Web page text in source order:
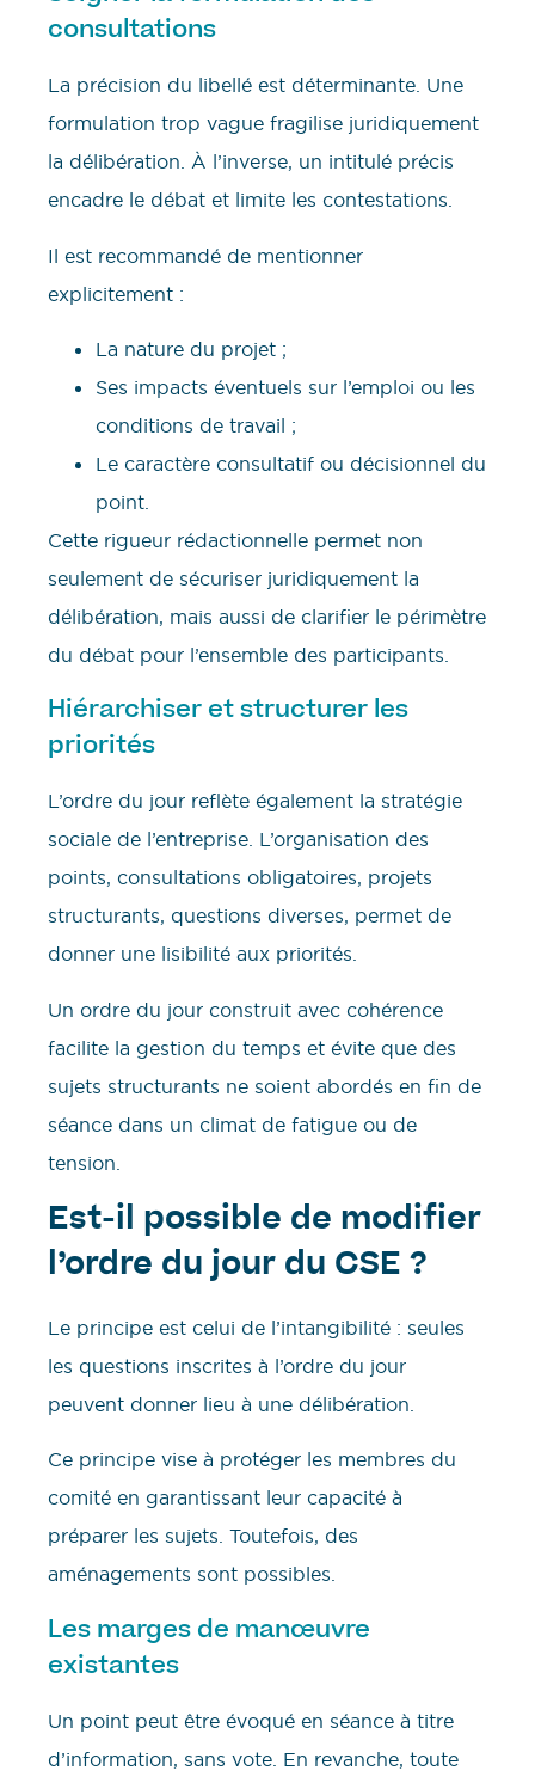
consultations
La précision du libellé est déterminante. Une
formulation trop vague fragilise juridiquement
la délibération. À l’inverse, un intitulé précis
encadre le débat et limite les contestations.
Il est recommandé de mentionner
explicitement :
La nature du projet ;
Ses impacts éventuels sur l’emploi ou les
conditions de travail ;
Le caractère consultatif ou décisionnel du
point.
Cette rigueur rédactionnelle permet non
seulement de sécuriser juridiquement la
délibération, mais aussi de clarifier le périmètre
du débat pour l’ensemble des participants.
Hiérarchiser et structurer les
priorités
L’ordre du jour reflète également la stratégie
sociale de l’entreprise. L’organisation des
points, consultations obligatoires, projets
structurants, questions diverses, permet de
donner une lisibilité aux priorités.
Un ordre du jour construit avec cohérence
facilite la gestion du temps et évite que des
sujets structurants ne soient abordés en fin de
séance dans un climat de fatigue ou de
tension.
Est-il possible de modifier
l’ordre du jour du CSE ?
Le principe est celui de l’intangibilité : seules
les questions inscrites à l’ordre du jour
peuvent donner lieu à une délibération.
Ce principe vise à protéger les membres du
comité en garantissant leur capacité à
préparer les sujets. Toutefois, des
aménagements sont possibles.
Les marges de manœuvre
existantes
Un point peut être évoqué en séance à titre
d’information, sans vote. En revanche, toute